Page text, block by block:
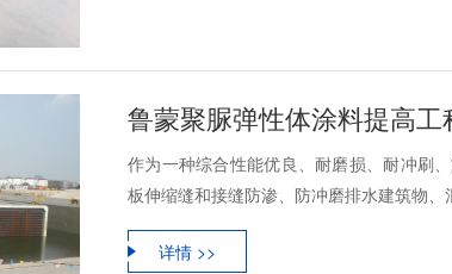
鲁蒙聚脲弹性体涂料提高工
作为一种综合性能优良、耐磨损、耐冲刷
板伸缩缝和接缝防渗、防冲磨排水建筑物
详情 >>